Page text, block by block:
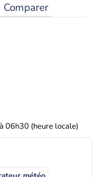
Comparer
06h30 (heure locale)